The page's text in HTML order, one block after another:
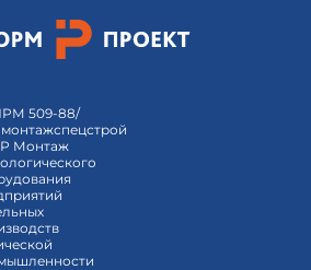
509-88/
Монтаж